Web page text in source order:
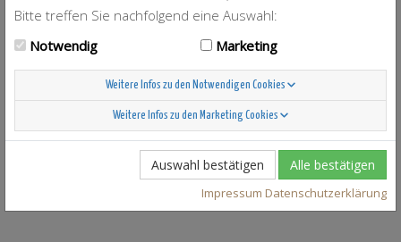
Chlorwasser
JSON
Bitte treffen Sie nachfolgend eine Auswahl:
Notwendig
Marketing
Weitere Infos zu den Notwendigen Cookies
Weitere Infos zu den Marketing Cookies
Auswahl bestätigen Alle bestätigen
Impressum Datenschutzerklärung